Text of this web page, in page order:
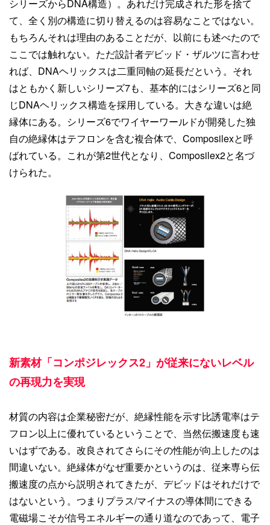
シリーズからDNA構造）。あれだけ完成された形を捨て
て、全く別の構造に切り替えるのは容易なことではない。
もちろんそれは理由のあることだが、以前にも述べたので
ここでは触れない。ただ設計者デビッド・ザルツに言わせ
れば、DNAヘリックスは二重同軸の延長だという。それ
はともかく新しいシリーズ7も、基本的にはシリーズ6と同
じDNAヘリックス構造を採用している。大きな違いは絶
縁体にある。シリーズ6でワイヤーワールドが開発した独
自の絶縁体はテフロンを含む複合体で、Composilexと呼
ばれている。これが第2世代となり、Composilex2と名づ
けられた。
新素材「コンポジレックス2」が従来にないレベル
の再現力を実現
材質の内容は企業秘密だが、絶縁性能を示す比誘電率はテ
フロン以上に優れているということで、当然伝搬速度も速
いはずである。改良されてさらにその性能が向上したのは
間違いない。絶縁体がなぜ重要かというのは、従来専ら伝
搬速度の点から説明されてきたが、デビッドはそれだけで
はないという。つまりプラス/マイナスの導体間にできる
電磁場こそが信号エネルギーの通り道なのであって、電子